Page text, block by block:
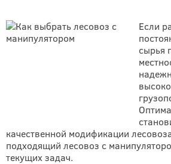
Если
сырья
качественной модификации
подходящий лесовоз с
текущих задач.